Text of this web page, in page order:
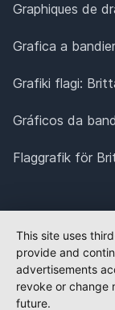
Graphiques de
Grafica a
Grafiki flagi:
Gráficos da
Flaggrafik för
This site uses
provide and
advertisements
revoke or change
future.